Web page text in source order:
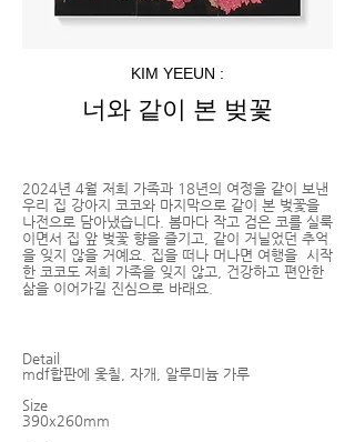
KIM YEEUN :
너와 같이 본 벚꽃
2024년 4월 저희 가족과 18년의 여정을 같이 보낸
우리 집 강아지 코코와 마지막으로 같이 본 벚꽃을
나전으로 담아냈습니다. 봄마다 작고 검은 코를 실룩
이면서 집 앞 벚꽃 향을 즐기고, 같이 거닐었던 추억
을 잊지 않을 거예요. 집을 떠나 머나면 여행을 시작
한 코코도 저희 가족을 잊지 않고, 건강하고 편안한
삶을 이어가길 진심으로 바래요.
Detail
mdf합판에 옻칠, 자개, 알루미늄 가루
Size
390x260mm